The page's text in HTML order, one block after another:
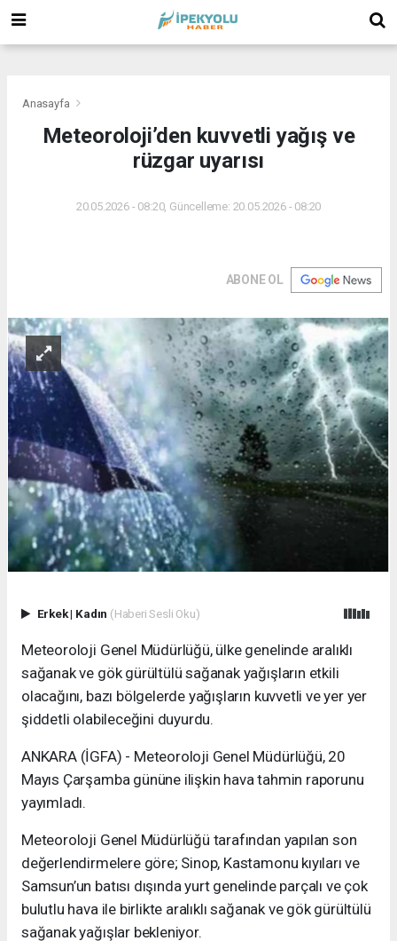
Anasayfa
Meteoroloji’den kuvvetli yağış ve
rüzgar uyarısı
20.05.2026 - 08:20, Güncelleme: 20.05.2026 - 08:20
ABONE OL
Erkek| Kadın (Haberi Sesli Oku)
Meteoroloji Genel Müdürlüğü, ülke genelinde aralıklı
sağanak ve gök gürültülü sağanak yağışların etkili
olacağını, bazı bölgelerde yağışların kuvvetli ve yer yer
şiddetli olabileceğini duyurdu.
ANKARA (İGFA) - Meteoroloji Genel Müdürlüğü, 20
Mayıs Çarşamba gününe ilişkin hava tahmin raporunu
yayımladı.
Meteoroloji Genel Müdürlüğü tarafından yapılan son
değerlendirmelere göre; Sinop, Kastamonu kıyıları ve
Samsun’un batısı dışında yurt genelinde parçalı ve çok
bulutlu hava ile birlikte aralıklı sağanak ve gök gürültülü
sağanak yağışlar bekleniyor.